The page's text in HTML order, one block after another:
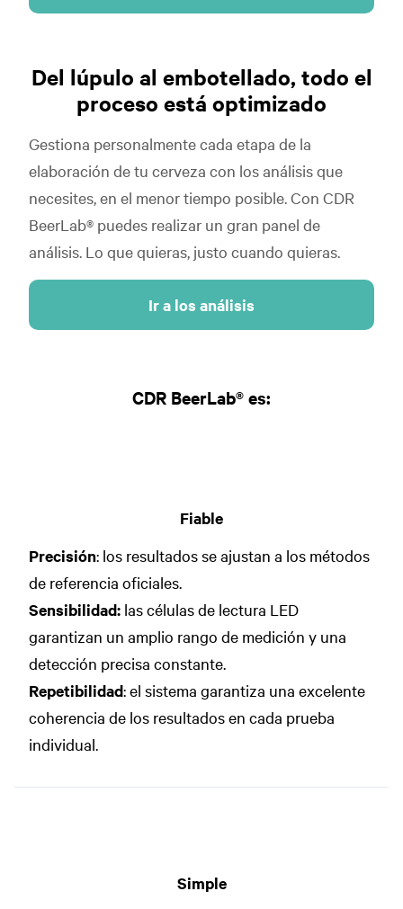
Del lúpulo al embotellado, todo el
proceso está optimizado
Gestiona personalmente cada etapa de la
elaboración de tu cerveza con los análisis que
necesites, en el menor tiempo posible. Con CDR
BeerLab® puedes realizar un gran panel de
análisis. Lo que quieras, justo cuando quieras.
Ir a los análisis
CDR BeerLab® es:
Fiable
Precisión: los resultados se ajustan a los métodos
de referencia oficiales.
Sensibilidad: las células de lectura LED
garantizan un amplio rango de medición y una
detección precisa constante.
Repetibilidad: el sistema garantiza una excelente
coherencia de los resultados en cada prueba
individual.
Simple